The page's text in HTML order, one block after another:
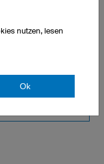
Laufhosen Damen
Jacken Damen
nutzen, lesen
Ok